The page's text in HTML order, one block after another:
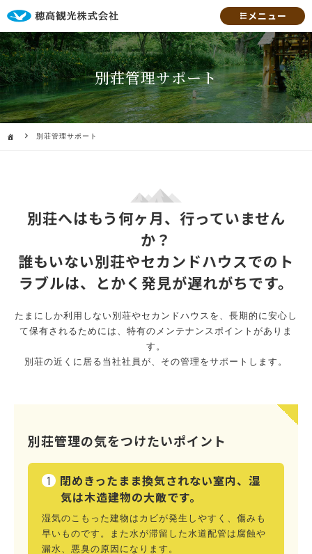
メニュー
別荘管理サポート
別荘管理サポート
別荘へはもう何ヶ月、行っていません
か？
誰もいない別荘やセカンドハウスでのト
ラブルは、とかく発見が遅れがちです。
たまにしか利用しない別荘やセカンドハウスを、長期的に安心し
て保有されるためには、特有のメンテナンスポイントがありま
す。
別荘の近くに居る当社社員が、その管理をサポートします。
別荘管理の気をつけたいポイント
閉めきったまま換気されない室内、湿
気は木造建物の大敵です。
湿気のこもった建物はカビが発生しやすく、傷みも
早いものです。また水が滞留した水道配管は腐蝕や
漏水、悪臭の原因になります。